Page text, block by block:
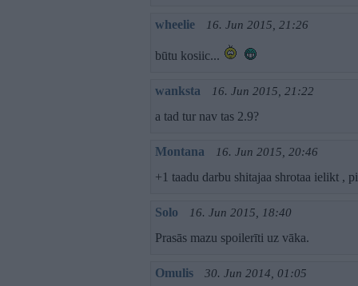
wheelie 16. Jun 2015, 21:26
būtu kosiic...
wanksta 16. Jun 2015, 21:22
a tad tur nav tas 2.9?
Montana 16. Jun 2015, 20:46
+1 taadu darbu shitajaa shrotaa ielikt ,
Solo 16. Jun 2015, 18:40
Prasās mazu spoilerīti uz vāka.
Omulis 30. Jun 2014, 01:05